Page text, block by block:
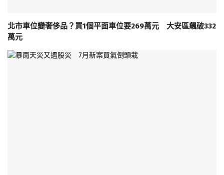
北市車位變奢侈品？買1個平面車位要269萬元 大安區飆破332
萬元